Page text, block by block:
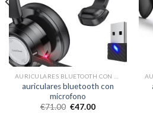
auriculares bluetooth con
microfono
€71.00 €47.00